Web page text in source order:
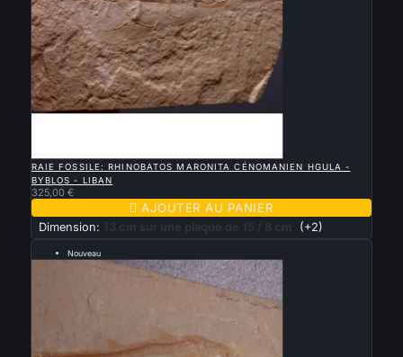
RAIE FOSSILE: RHINOBATOS MARONITA CÉNOMANIEN HGULA -
BYBLOS - LIBAN
325,00 €
 AJOUTER AU PANIER
Dimension: 13 cm sur une plaque de 15 / 8 cm (+2)
Nouveau
REQUIN FOSSILE